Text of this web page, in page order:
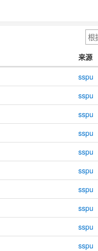
来源
sspu
sspu
sspu
sspu
sspu
sspu
sspu
sspu
sspu
sspu